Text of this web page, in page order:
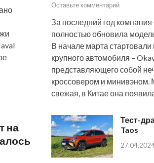
на
Оставьте комментарий
За последний год компания
полностью обновила
В начале марта
крупного автомобиля –
представляющего собой
кроссовером и минивэном.
свежая, в Китае она
Тест-
Taos